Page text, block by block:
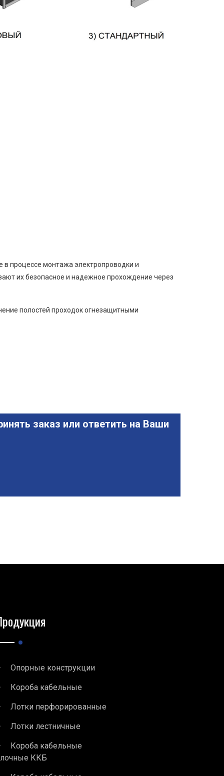
процессе монтажа электропроводки и
их безопасное и надежное прохождение через
полостей проходок огнезащитными
заказ или ответить на Ваши
Опорные конструкции
Короба кабельные
Лотки перфорированные
Лотки лестничные
Короба кабельные
ККБ